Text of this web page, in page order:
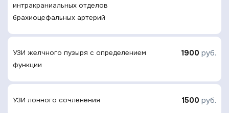
интракраниальных отделов
брахиоцефальных артерий
УЗИ желчного пузыря с определением
функции
1900 руб.
УЗИ лонного сочленения 1500 руб.